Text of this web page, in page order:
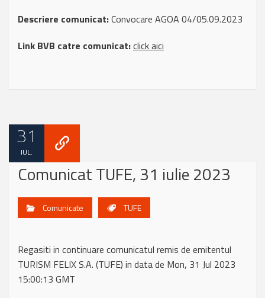
Descriere comunicat:Convocare AGOA 04/05.09.2023
Link BVB catre comunicat:click aici
31
IUL.
Comunicat TUFE, 31 iulie 2023
Comunicate TUFE
Regasiti in continuare comunicatul remis de emitentul
TURISM FELIX S.A. (TUFE) in data de Mon, 31 Jul 2023
15:00:13 GMT